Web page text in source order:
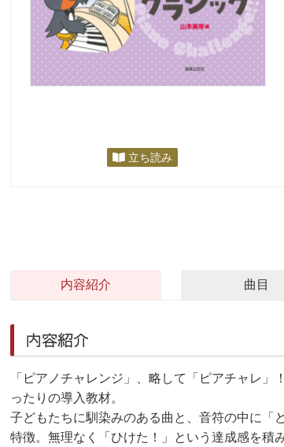
立ち読み
内容紹介 曲目
内容紹介
「ピアノチャレンジ」、略して「ピアチャレ
ったりの導入教材。
子どもたちに馴染みのある曲と、音符の中に「
特徴。無理なく「ひけた！」という達成感を積